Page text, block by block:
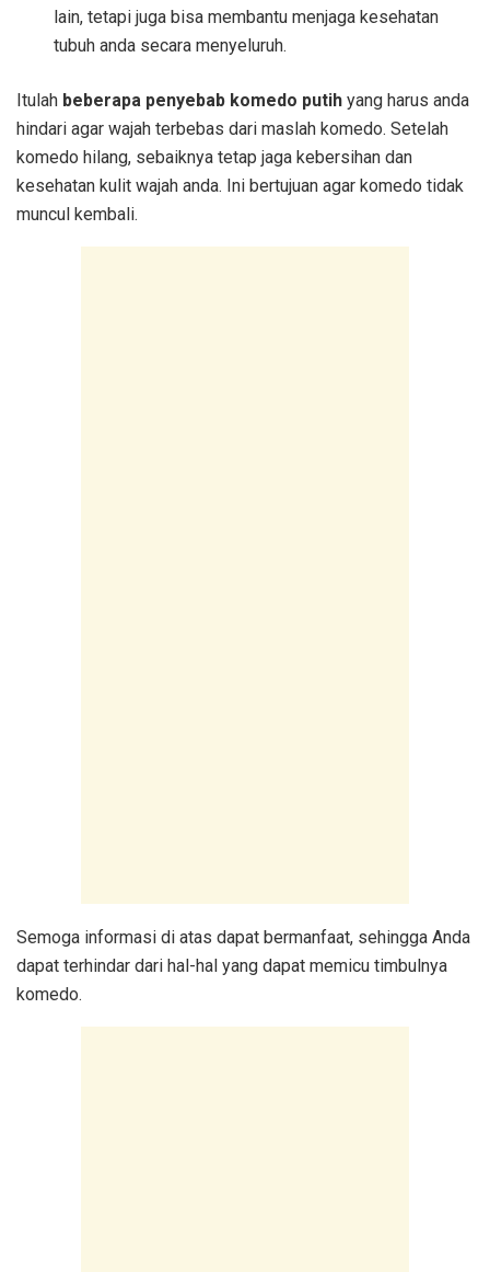
lain, tetapi juga bisa membantu menjaga kesehatan
tubuh anda secara menyeluruh.
Itulah beberapa penyebab komedo putih yang harus anda
hindari agar wajah terbebas dari maslah komedo. Setelah
komedo hilang, sebaiknya tetap jaga kebersihan dan
kesehatan kulit wajah anda. Ini bertujuan agar komedo tidak
muncul kembali.
Semoga informasi di atas dapat bermanfaat, sehingga Anda
dapat terhindar dari hal-hal yang dapat memicu timbulnya
komedo.